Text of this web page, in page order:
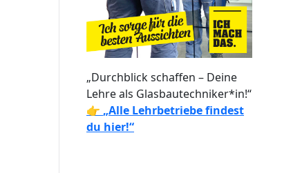
„Durchblick schaffen – Deine
Lehre als Glasbautechniker*in!“
👉 „Alle Lehrbetriebe findest
du hier!“